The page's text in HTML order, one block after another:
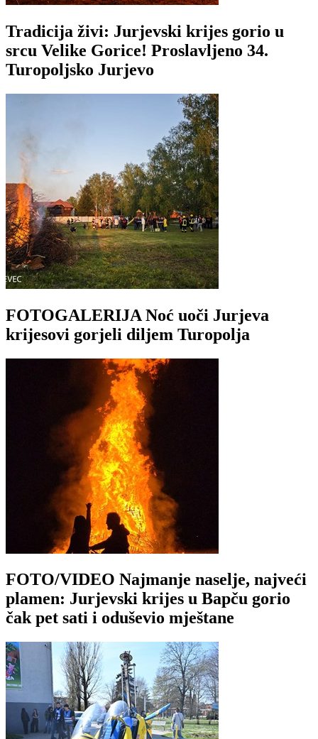
Tradicija živi: Jurjevski krijes gorio u
srcu Velike Gorice! Proslavljeno 34.
Turopoljsko Jurjevo
FOTOGALERIJA Noć uoči Jurjeva
krijesovi gorjeli diljem Turopolja
FOTO/VIDEO Najmanje naselje, najveći
plamen: Jurjevski krijes u Bapču gorio
čak pet sati i oduševio mještane